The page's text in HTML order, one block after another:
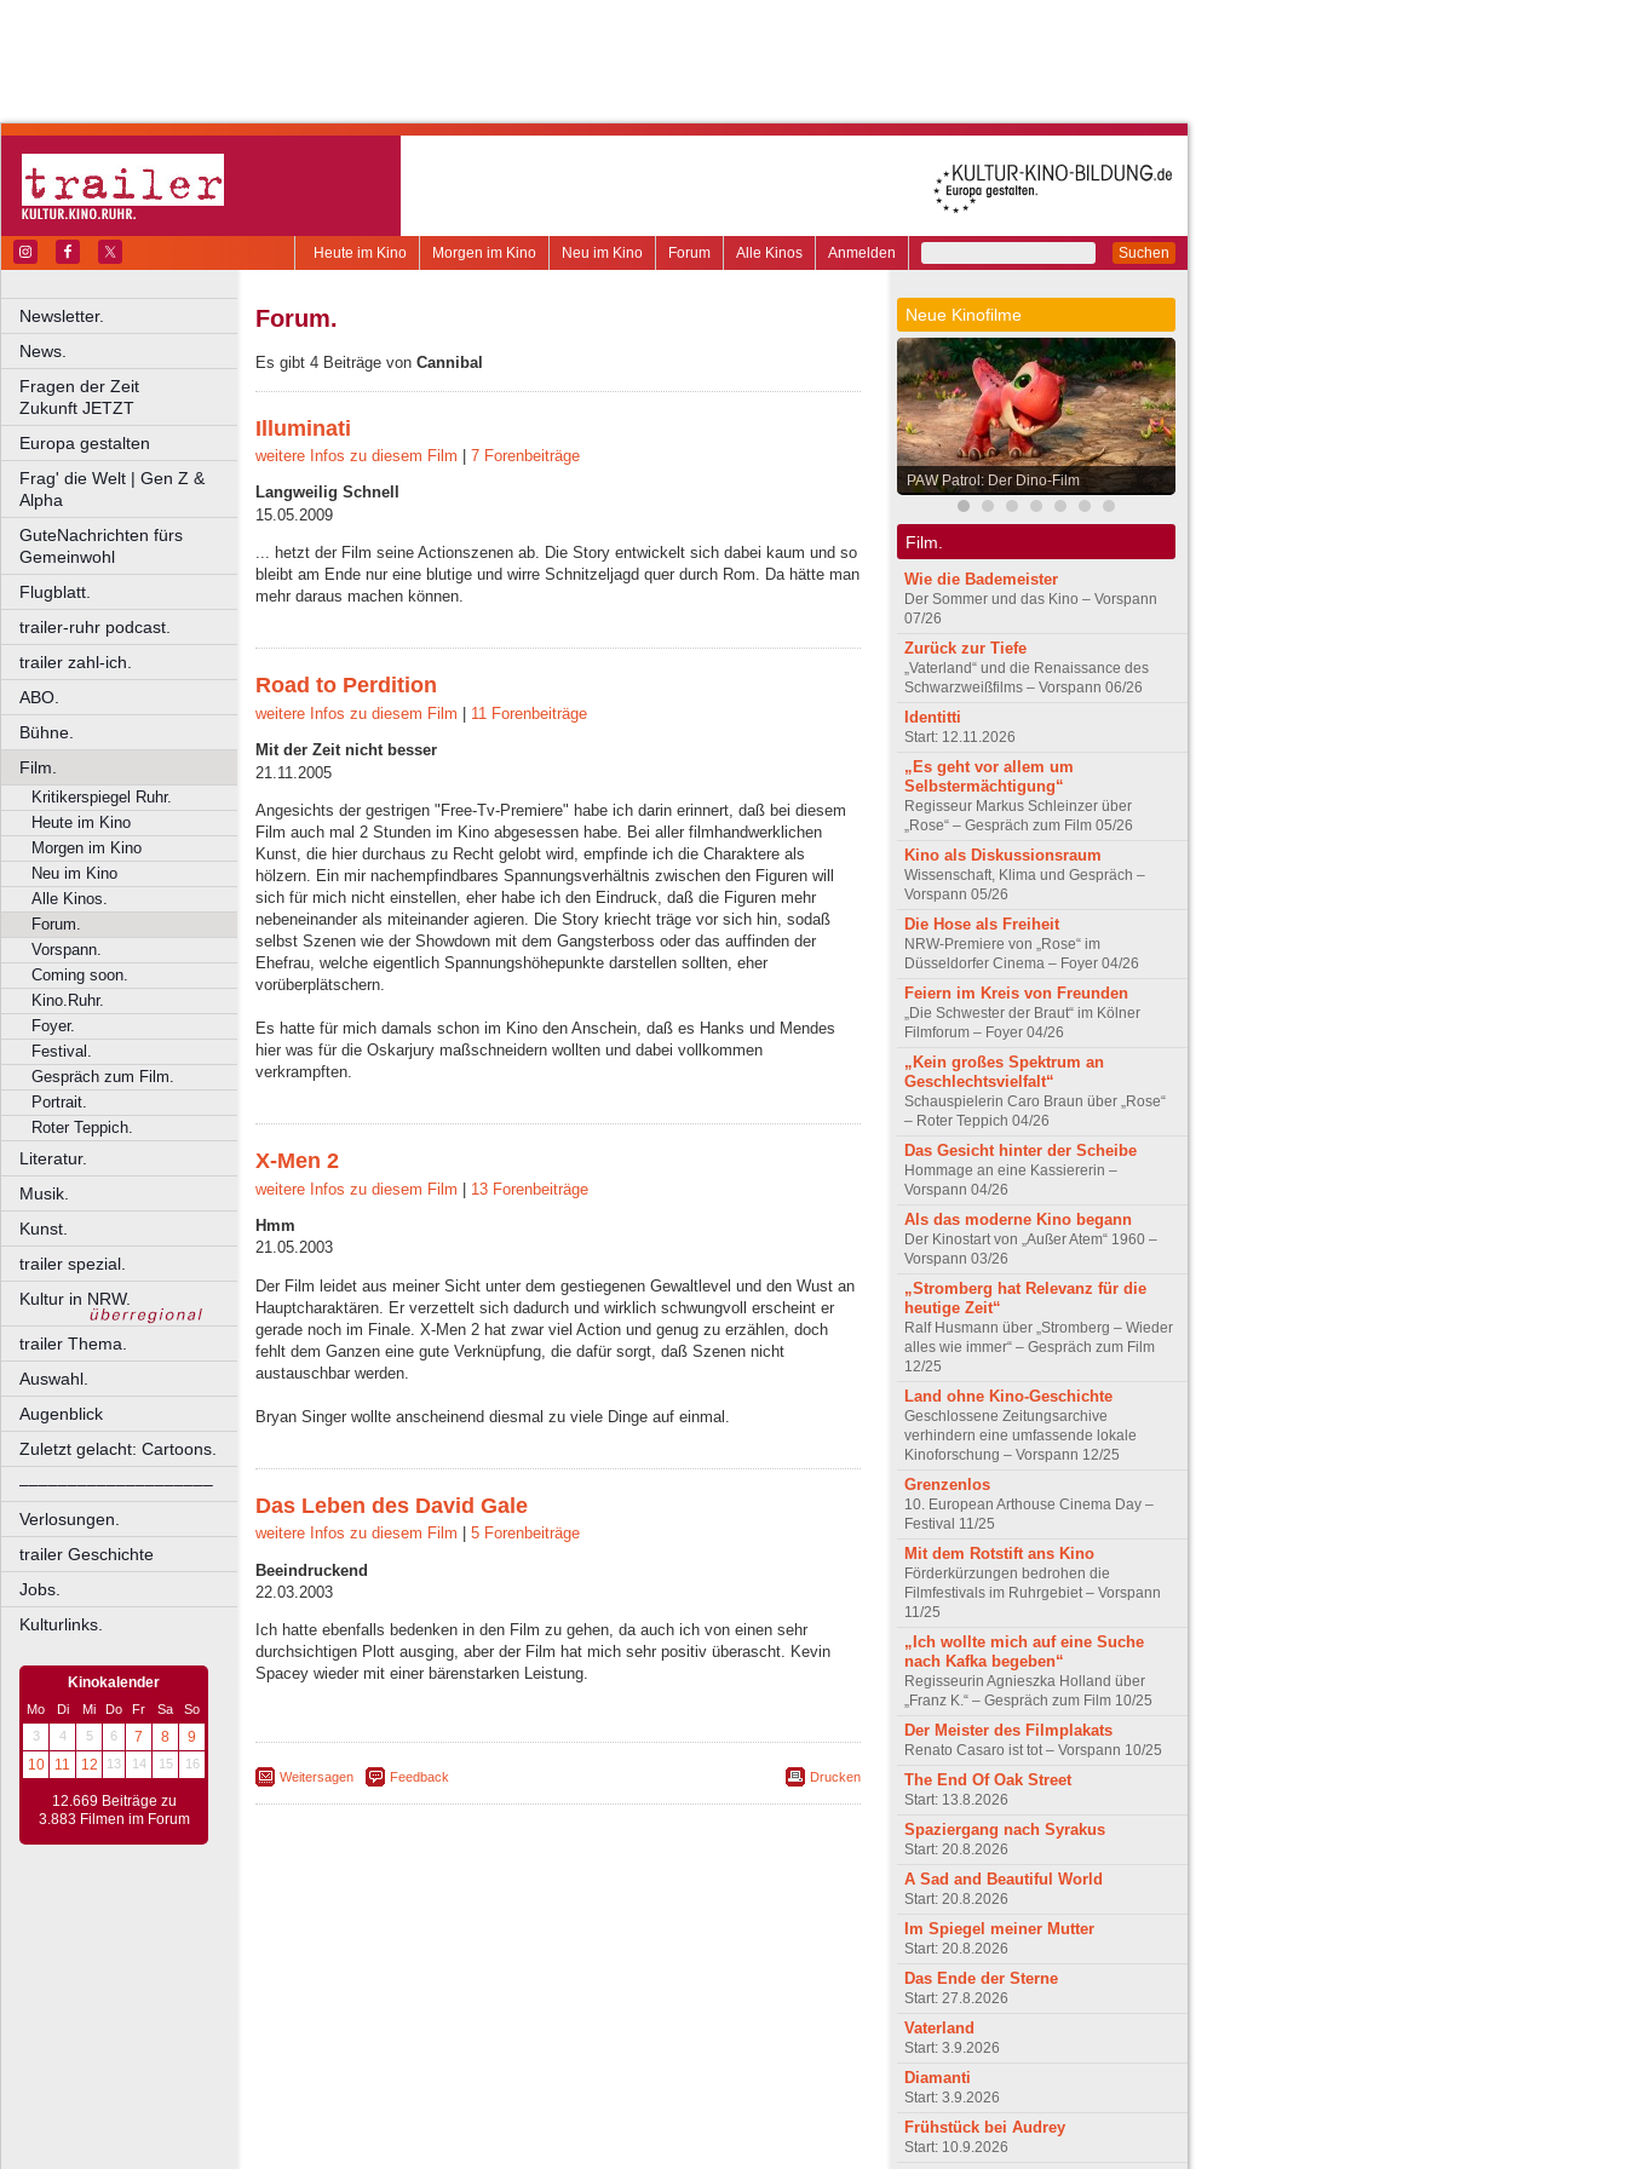
Suchen
Anmelden
Alle Kinos
Forum
Neu im Kino
Morgen im Kino
Heute im Kino
Newsletter.
News.
Fragen der Zeit
Zukunft JETZT
Europa gestalten
Frag' die Welt | Gen Z &
Alpha
GuteNachrichten fürs
Gemeinwohl
Flugblatt.
trailer-ruhr podcast.
trailer zahl-ich.
ABO.
Bühne.
Film.
Kritikerspiegel Ruhr.
Heute im Kino
Morgen im Kino
Neu im Kino
Alle Kinos.
Forum.
Vorspann.
Coming soon.
Kino.Ruhr.
Foyer.
Festival.
Gespräch zum Film.
Portrait.
Roter Teppich.
Literatur.
Musik.
Kunst.
trailer spezial.
Kultur in NRW.
trailer Thema.
Auswahl.
Augenblick
Zuletzt gelacht: Cartoons.
––––––––––––––––––––
Verlosungen.
trailer Geschichte
Jobs.
Kulturlinks.
Kinokalender
Mo Di Mi Do Fr Sa
So
3
4 5 6 7 8
9
10
11 12 13 14 15 16
12.669 Beiträge zu
3.883 Filmen im Forum
Forum.
Es gibt 4 Beiträge von Cannibal
Illuminati
weitere Infos zu diesem Film 7 Forenbeiträge
Langweilig Schnell
15.05.2009
... hetzt der Film seine Actionszenen ab. Die Story entwickelt sich dabei kaum und so
bleibt am Ende nur eine blutige und wirre Schnitzeljagd quer durch Rom. Da hätte man
mehr daraus machen können.
Road to Perdition
weitere Infos zu diesem Film 11 Forenbeiträge
Mit der Zeit nicht besser
21.11.2005
Angesichts der gestrigen "Free-Tv-Premiere" habe ich darin erinnert, daß bei diesem
Film auch mal 2 Stunden im Kino abgesessen habe. Bei aller filmhandwerklichen
Kunst, die hier durchaus zu Recht gelobt wird, empfinde ich die Charaktere als
hölzern. Ein mir nachempfindbares Spannungsverhältnis zwischen den Figuren will
sich für mich nicht einstellen, eher habe ich den Eindruck, daß die Figuren mehr
nebeneinander als miteinander agieren. Die Story kriecht träge vor sich hin, sodaß
selbst Szenen wie der Showdown mit dem Gangsterboss oder das auffinden der
Ehefrau, welche eigentlich Spannungshöhepunkte darstellen sollten, eher
vorüberplätschern.
Es hatte für mich damals schon im Kino den Anschein, daß es Hanks und Mendes
hier was für die Oskarjury maßschneidern wollten und dabei vollkommen
verkrampften.
X-Men 2
weitere Infos zu diesem Film | 13 Forenbeiträge
Hmm
21.05.2003
Der Film leidet aus meiner Sicht unter dem gestiegenen Gewaltlevel und den Wust an
Hauptcharaktären. Er verzettelt sich dadurch und wirklich schwungvoll erscheint er
gerade noch im Finale. X-Men 2 hat zwar viel Action und genug zu erzählen, doch
fehlt dem Ganzen eine gute Verknüpfung, die dafür sorgt, daß Szenen nicht
austauschbar werden.
Bryan Singer wollte anscheinend diesmal zu viele Dinge auf einmal.
Das Leben des David Gale
weitere Infos zu diesem Film 5 Forenbeiträge
Beeindruckend
22.03.2003
Ich hatte ebenfalls bedenken in den Film zu gehen, da auch ich von einen sehr
durchsichtigen Plott ausging, aber der Film hat mich sehr positiv überascht. Kevin
Spacey wieder mit einer bärenstarken Leistung.
Weitersagen Feedback Drucken
Neue Kinofilme
PAW Patrol: Der Dino-Film
Film.
Wie die Bademeister
Der Sommer und das Kino – Vorspann
07/26
Zurück zur Tiefe
„Vaterland“ und die Renaissance des
Schwarzweißfilms – Vorspann 06/26
Identitti
Start: 12.11.2026
„Es geht vor allem um
Selbstermächtigung“
Regisseur Markus Schleinzer über
„Rose“ – Gespräch zum Film 05/26
Kino als Diskussionsraum
Wissenschaft, Klima und Gespräch –
Vorspann 05/26
Die Hose als Freiheit
NRW-Premiere von „Rose“ im
Düsseldorfer Cinema – Foyer 04/26
Feiern im Kreis von Freunden
„Die Schwester der Braut“ im Kölner
Filmforum – Foyer 04/26
„Kein großes Spektrum an
Geschlechtsvielfalt“
Schauspielerin Caro Braun über „Rose“
– Roter Teppich 04/26
Das Gesicht hinter der Scheibe
Hommage an eine Kassiererin –
Vorspann 04/26
Als das moderne Kino begann
Der Kinostart von „Außer Atem“ 1960 –
Vorspann 03/26
„Stromberg hat Relevanz für die
heutige Zeit“
Ralf Husmann über „Stromberg – Wieder
alles wie immer“ – Gespräch zum Film
12/25
Land ohne Kino-Geschichte
Geschlossene Zeitungsarchive
verhindern eine umfassende lokale
Kinoforschung – Vorspann 12/25
Grenzenlos
10. European Arthouse Cinema Day –
Festival 11/25
Mit dem Rotstift ans Kino
Förderkürzungen bedrohen die
Filmfestivals im Ruhrgebiet – Vorspann
11/25
„Ich wollte mich auf eine Suche
nach Kafka begeben“
Regisseurin Agnieszka Holland über
„Franz K.“ – Gespräch zum Film 10/25
Der Meister des Filmplakats
Renato Casaro ist tot – Vorspann 10/25
The End Of Oak Street
Start: 13.8.2026
Spaziergang nach Syrakus
Start: 20.8.2026
A Sad and Beautiful World
Start: 20.8.2026
Im Spiegel meiner Mutter
Start: 20.8.2026
Das Ende der Sterne
Start: 27.8.2026
Vaterland
Start: 3.9.2026
Diamanti
Start: 3.9.2026
Frühstück bei Audrey
Start: 10.9.2026